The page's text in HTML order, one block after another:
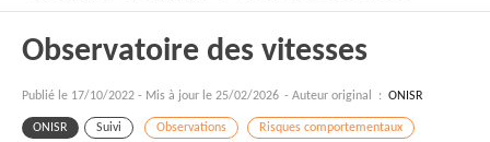
Observatoire des vitesses
Publié le 17/10/2022 - Mis à jour le 25/02/2026 - Auteur original : ONISR
ONISR Suivi Observations Risques comportementaux